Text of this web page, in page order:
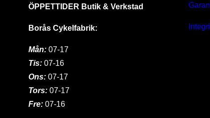
ÖPPETTIDER Butik & Verkstad
Borås Cykelfabrik:
Mån: 07-17
Tis: 07-16
Ons:07-17
Tors: 07-17
Fre: 07-16